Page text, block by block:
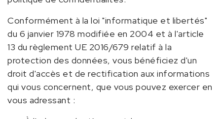
Conformément à la loi "informatique et libertés"
du 6 janvier 1978 modifiée en 2004 et à l'article
13 du règlement UE 2016/679 relatif à la
protection des données, vous bénéficiez d'un
droit d'accès et de rectification aux informations
qui vous concernent, que vous pouvez exercer en
vous adressant :